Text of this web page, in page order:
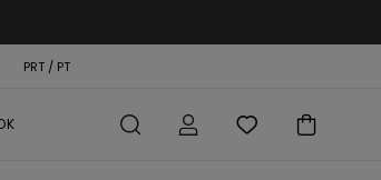
PRT / PT